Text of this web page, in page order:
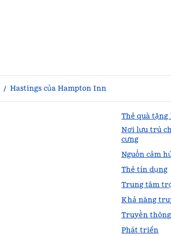
/ Hastings của Hampton Inn
Thẻ quà tặng
Nơi lưu trú
cưng
Nguồn cảm
Thẻ tín dụng
Trung tâm
Khả năng
Truyền thông
Phát triển